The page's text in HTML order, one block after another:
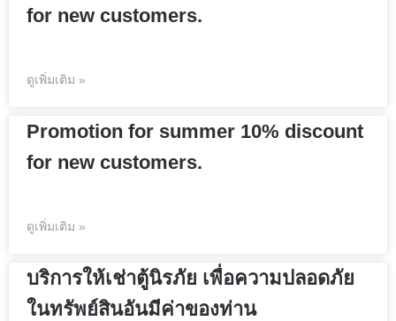
for new customers.
ดูเพิ่มเติม »
Promotion for summer 10% discount
for new customers.
ดูเพิ่มเติม »
บริการให้เช่าตู้นิรภัย เพื่อความปลอดภัย
ในทรัพย์สินอันมีค่าของท่าน